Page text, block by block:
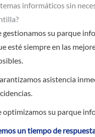
informáticos sin
gestionamos su parque
esté siempre en las
asistencia
optimizamos su parque
un tiempo de